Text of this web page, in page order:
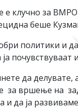
е клучно за
беше
политики и да
да делувате,
за вршење на
и да ја